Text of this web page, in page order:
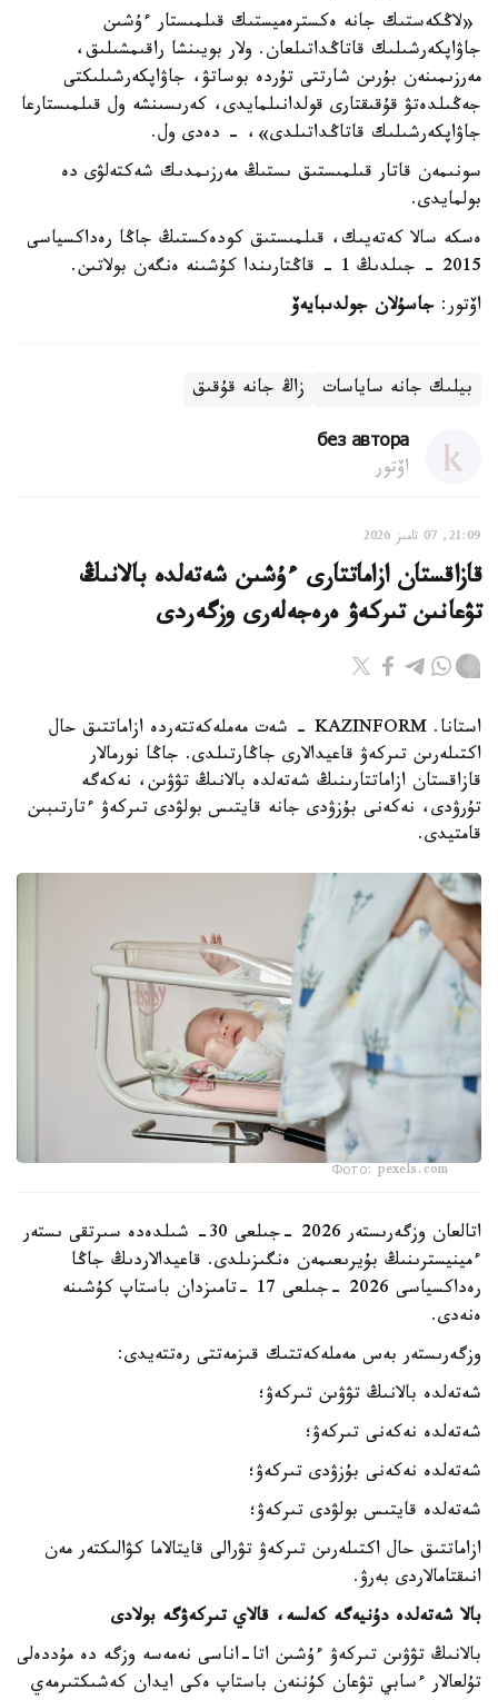
«لاڭكەستىك جانە ەكسترەميستىك قىلمىستار ءۇشىن
جاۋاپكەرشىلىك قاتاڭداتىلعان. ولار بويىنشا راقىمشىلىق،
مەرزىمىنەن بۇرىن شارتتى تۇردە بوساتۋ، جاۋاپكەرشىلىكتى
جەڭىلدەتۋ قۇقىقتارى قولدانىلمايدى، كەرىسىنشە ول قىلمىستارعا
جاۋاپكەرشىلىك قاتاڭداتىلدى»، - دەدى ول.
سونىمەن قاتار قىلمىستىق ىستىڭ مەرزىمدىك شەكتەلۋى دە
بولمايدى.
ەسكە سالا كەتەيىك، قىلمىستىق كودەكستىڭ جاڭا رەداكسياسى
2015 - جىلدىڭ 1 - قاڭتارىندا كۇشىنە ەنگەن بولاتىن.
اۆتور: جاسۇلان جولدىبايەۆ
بيلىك جانە ساياسات زاڭ جانە قۇقىق
без автора
اۆتور
21:09, 07 تامىز 2026
قازاقستان ازاماتتارى ءۇشىن شەتەلدە بالانىڭ
تۋعانىن تىركەۋ ەرەجەلەرى وزگەردى
استانا. KAZINFORM - شەت مەملەكەتتەردە ازاماتتىق حال
اكتىلەرىن تىركەۋ قاعيدالارى جاڭارتىلدى. جاڭا نورمالار
قازاقستان ازاماتتارىنىڭ شەتەلدە بالانىڭ تۋۋىن، نەكەگە
تۇرۋدى، نەكەنى بۇزۋدى جانە قايتىس بولۋدى تىركەۋ ءتارتىبىن
قامتيدى.
Фото: pexels.com
اتالعان وزگەرىستەر 2026 -جىلعى 30- شىلدەدە سىرتقى ىستەر
ءمينيسترىنىڭ بۇيرىعىمەن ەنگىزىلدى. قاعيدالاردىڭ جاڭا
رەداكسياسى 2026 -جىلعى 17 -تامىزدان باستاپ كۇشىنە
ەنەدى.
وزگەرىستەر بەس مەملەكەتتىك قىزمەتتى رەتتەيدى:
شەتەلدە بالانىڭ تۋۋىن تىركەۋ؛
شەتەلدە نەكەنى تىركەۋ؛
شەتەلدە نەكەنى بۇزۋدى تىركەۋ؛
شەتەلدە قايتىس بولۋدى تىركەۋ؛
ازاماتتىق حال اكتىلەرىن تىركەۋ تۋرالى قايتالاما كۋالىكتەر مەن
انىقتامالاردى بەرۋ.
بالا شەتەلدە دۇنيەگە كەلسە، قالاي تىركەۋگە بولادى
بالانىڭ تۋۋىن تىركەۋ ءۇشىن اتا-اناسى نەمەسە وزگە دە مۇددەلى
تۇلعالار ءسابي تۋعان كۇننەن باستاپ ەكى ايدان كەشىكتىرمەي